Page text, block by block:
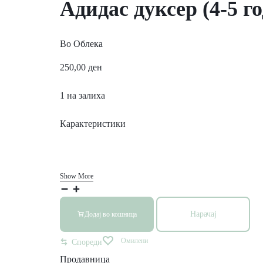
Адидас дуксер (4-5
Во Облека
250,00 ден
1 на залиха
Карактеристики
Show More
Додај во кошница Нарачај
Спореди Омилени
Продавница